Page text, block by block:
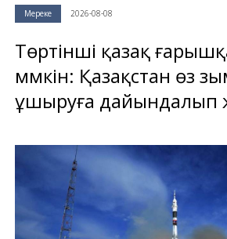
Мереке 2026-08-08
Төртінші қазақ
мүмкін: Қазақстан өз
ұшыруға дайындалып